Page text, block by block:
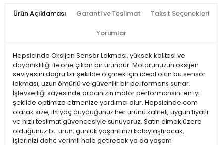
Ürün Açıklaması Garanti ve Teslimat Taksit Seçenekleri
Yorumlar
Hepsicinde Oksijen Sensör Lokması, yüksek kalitesi ve
dayanıklılığı ile öne çıkan bir üründür. Motorunuzun oksijen
seviyesini doğru bir şekilde ölçmek için ideal olan bu sensör
lokması, uzun ömürlü ve güvenilir bir performans sunar.
İşlevselliği sayesinde aracınızın motor performansını en iyi
şekilde optimize etmenize yardımcı olur. Hepsicinde.com
olarak size, ihtiyaç duyduğunuz her ürünü kaliteli, uygun fiyatlı
ve hızlı teslimat güvencesiyle sunuyoruz. Satın almak üzere
olduğunuz bu ürün, günlük yaşantınızı kolaylaştıracak,
işlerinizi daha verimli hale getirecek ya da yaşam